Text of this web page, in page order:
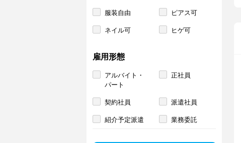
服装自由 ピアス可
ネイル可 ヒゲ可
雇用形態
アルバイト・
パート
正社員
契約社員 派遣社員
紹介予定派遣 業務委託